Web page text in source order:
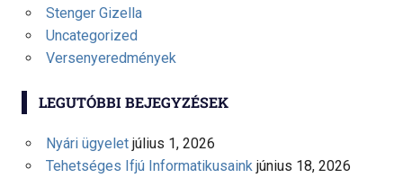
Stenger Gizella
Uncategorized
Versenyeredmények
LEGUTÓBBI BEJEGYZÉSEK
Nyári ügyelet július 1, 2026
Tehetséges Ifjú Informatikusaink június 18, 2026